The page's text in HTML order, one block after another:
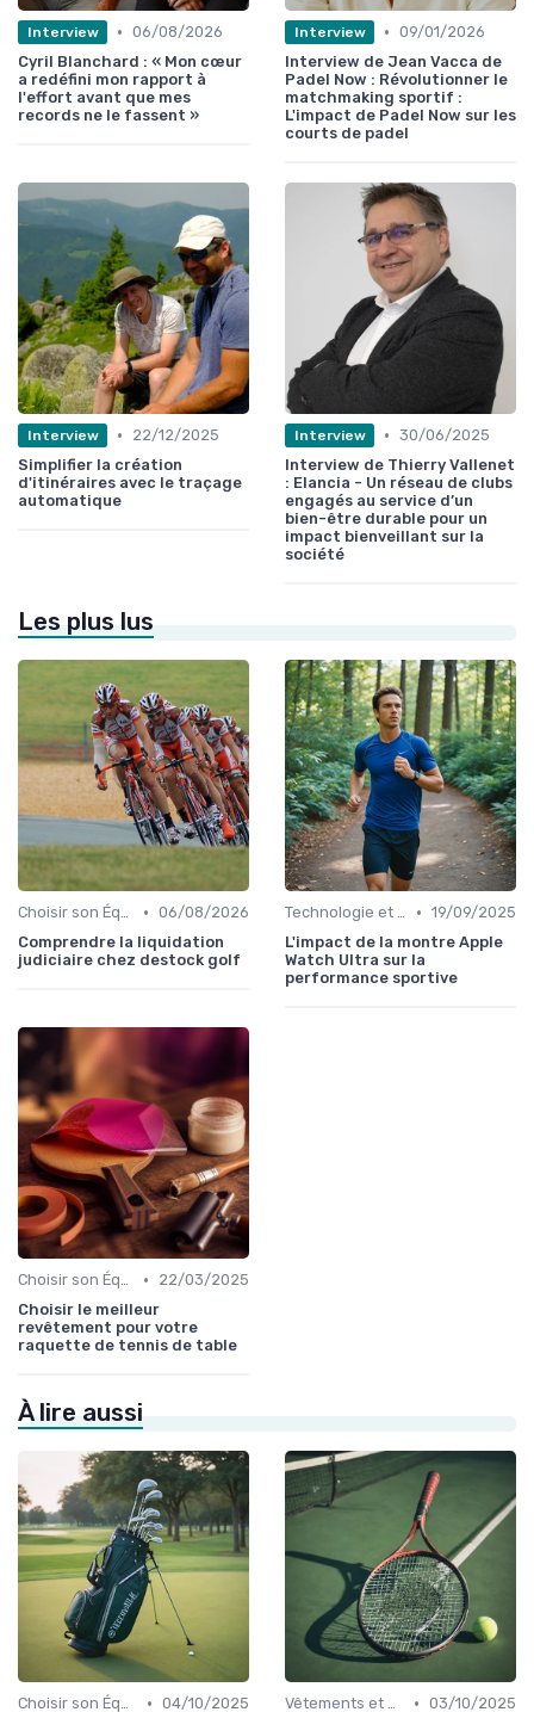
Interview • 06/08/2026
Cyril Blanchard : « Mon cœur
a redéfini mon rapport à
l'effort avant que mes
records ne le fassent »
Interview • 09/01/2026
Interview de Jean Vacca de
Padel Now : Révolutionner le
matchmaking sportif :
L'impact de Padel Now sur les
courts de padel
Interview •
22/12/2025
Simplifier la création
d'itinéraires avec le traçage
automatique
Interview • 30/06/2025
Interview de Thierry Vallenet
: Elancia - Un réseau de clubs
engagés au service d’un
bien-être durable pour un
impact bienveillant sur la
société
Les plus lus
Choisir son Équipement Sportif • 06/08/2026
Comprendre la liquidation
judiciaire chez destock golf
Technologie et Gadgets de Sport • 19/09/2025
L'impact de la montre Apple
Watch Ultra sur la
performance sportive
Choisir son Équipement Sportif •
22/03/2025
Choisir le meilleur
revêtement pour votre
raquette de tennis de table
À lire aussi
Choisir son Équipement Sportif • 04/10/2025
Vêtements et Chaussures de Sport • 03/10/2025